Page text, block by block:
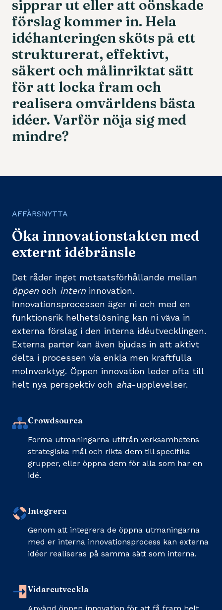
sipprar ut eller att oönskade
förslag kommer in. Hela
idéhanteringensköts på ett
strukturerat, effektivt,
säkert och målinriktat sätt
för att locka fram och
realisera omvärldens bästa
idéer. Varför nöja sig med
mindre?
AFFÄRSNYTTA
Öka innovationstakten med
externt idébränsle
Det råder inget motsatsförhållande mellan
öppen och intern innovation.
Innovationsprocessen äger ni och med en
funktionsrik helhetslösning kan ni väva in
externa förslag i den interna idéutvecklingen.
Externa parter kan även bjudas in att aktivt
delta i processen via enkla men kraftfulla
molnverktyg. Öppen innovation leder ofta till
helt nya perspektiv och aha-upplevelser.
Crowdsourca
Forma utmaningarna utifrån verksamhetens
strategiska mål och rikta dem till specifika
grupper, eller öppna dem för alla som har en
idé.
Integrera
Genom att integrera de öppna utmaningarna
med er interna innovationsprocess kan externa
idéer realiseras på samma sätt som interna.
Vidareutveckla